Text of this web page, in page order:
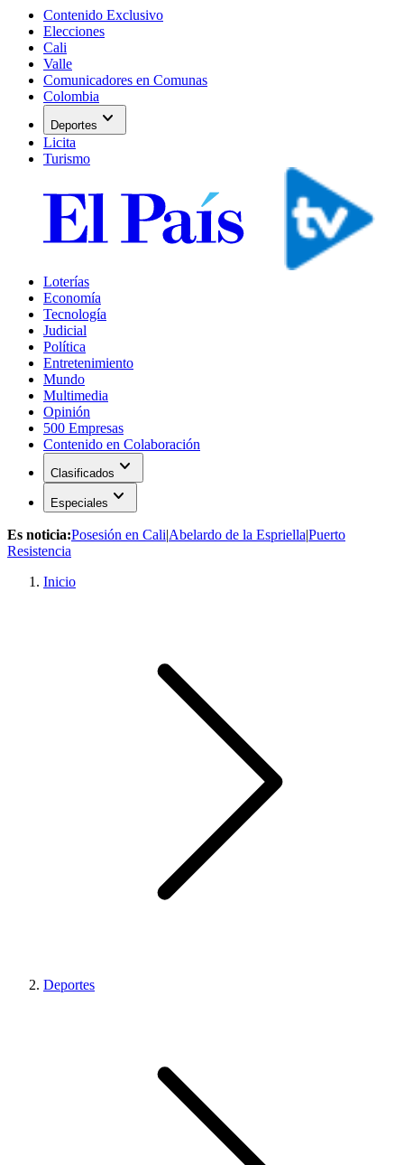
Contenido Exclusivo
Elecciones
Cali
Valle
Comunicadores en Comunas
Colombia
Deportes expand_more
Licita
Turismo
Loterías
Economía
Tecnología
Judicial
Política
Entretenimiento
Mundo
Multimedia
Opinión
500 Empresas
Contenido en Colaboración
Clasificados expand_more
Especiales expand_more
Es noticia:Posesión en Cali|Abelardo de la Espriella|Puerto
Resistencia
Inicio
Deportes